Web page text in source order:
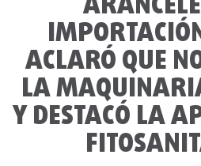
ACLARÓ QUE
LA
Y DESTACÓ LA